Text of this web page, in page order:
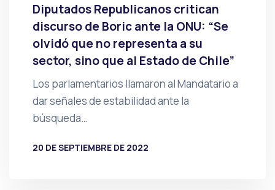
Diputados Republicanos critican
discurso de Boric ante la ONU: “Se
olvidó que no representa a su
sector, sino que al Estado de Chile”
Los parlamentarios llamaron al Mandatario a
dar señales de estabilidad ante la
búsqueda…
20 DE SEPTIEMBRE DE 2022